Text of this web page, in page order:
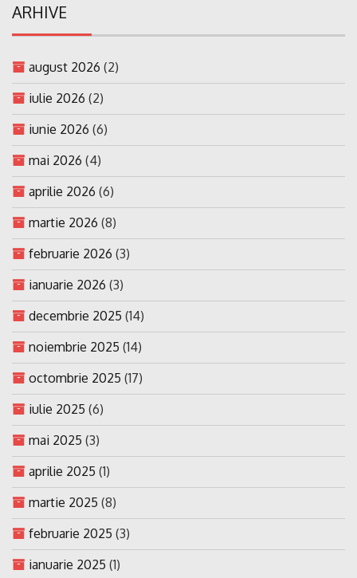
ARHIVE
august 2026 (2)
iulie 2026 (2)
iunie 2026 (6)
mai 2026 (4)
aprilie 2026 (6)
martie 2026 (8)
februarie 2026 (3)
ianuarie 2026 (3)
decembrie 2025 (14)
noiembrie 2025 (14)
octombrie 2025 (17)
iulie 2025 (6)
mai 2025 (3)
aprilie 2025 (1)
martie 2025 (8)
februarie 2025 (3)
ianuarie 2025 (1)